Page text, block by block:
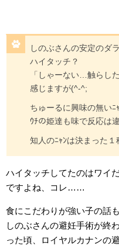
しのぶさんの安定のダ
ハイタッチ？
「しゃーない…触らし
感じますが(^-^;
ちゅーるに興味の無いﾆ
ｳﾁの姫達も味で反応は
知人のﾆｬﾝは決まった１
ハイタッチしてたのはワイ
ですよね、コレ……
食にこだわりが強い子の話
しのぶさんの避妊手術が終
った頃、ロイヤルカナンの